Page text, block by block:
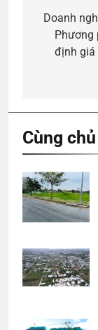
hướng
bài
Doanh
Phương
định giá
Cùng